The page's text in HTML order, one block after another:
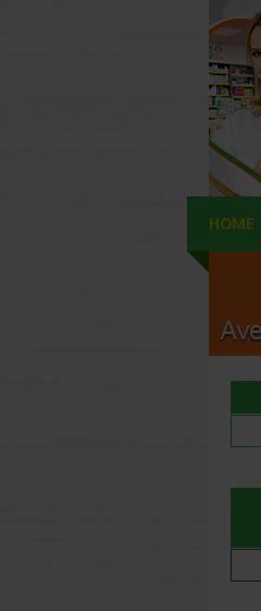
HOME